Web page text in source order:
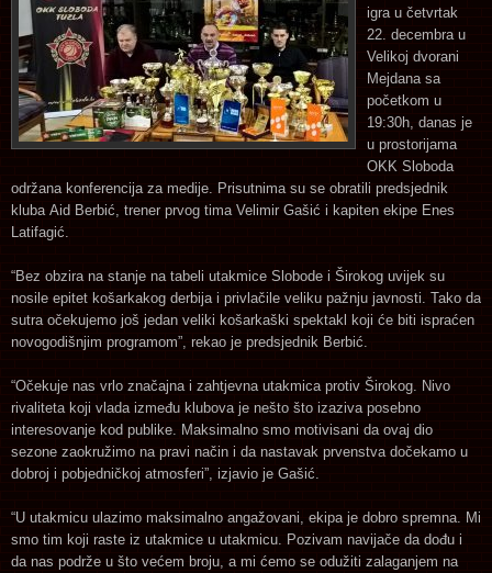
igra u četvrtak
22. decembra u
Velikoj dvorani
Mejdana sa
početkom u
19:30h, danas je
u prostorijama
OKK Sloboda
održana konferencija za medije. Prisutnima su se obratili predsjednik
kluba Aid Berbić, trener prvog tima Velimir Gašić i kapiten ekipe Enes
Latifagić.
“Bez obzira na stanje na tabeli utakmice Slobode i Širokog uvijek su
nosile epitet košarkakog derbija i privlačile veliku pažnju javnosti. Tako da
sutra očekujemo još jedan veliki košarkaški spektakl koji će biti ispraćen
novogodišnjim programom”, rekao je predsjednik Berbić.
“Očekuje nas vrlo značajna i zahtjevna utakmica protiv Širokog. Nivo
rivaliteta koji vlada između klubova je nešto što izaziva posebno
interesovanje kod publike. Maksimalno smo motivisani da ovaj dio
sezone zaokružimo na pravi način i da nastavak prvenstva dočekamo u
dobroj i pobjedničkoj atmosferi”, izjavio je Gašić.
“U utakmicu ulazimo maksimalno angažovani, ekipa je dobro spremna. Mi
smo tim koji raste iz utakmice u utakmicu. Pozivam navijače da dođu i
da nas podrže u što većem broju, a mi ćemo se odužiti zalaganjem na